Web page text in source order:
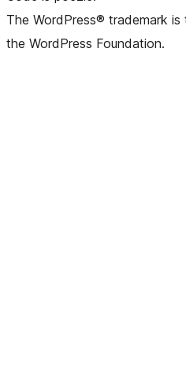
The WordPress® trademark
the WordPress Foundation.